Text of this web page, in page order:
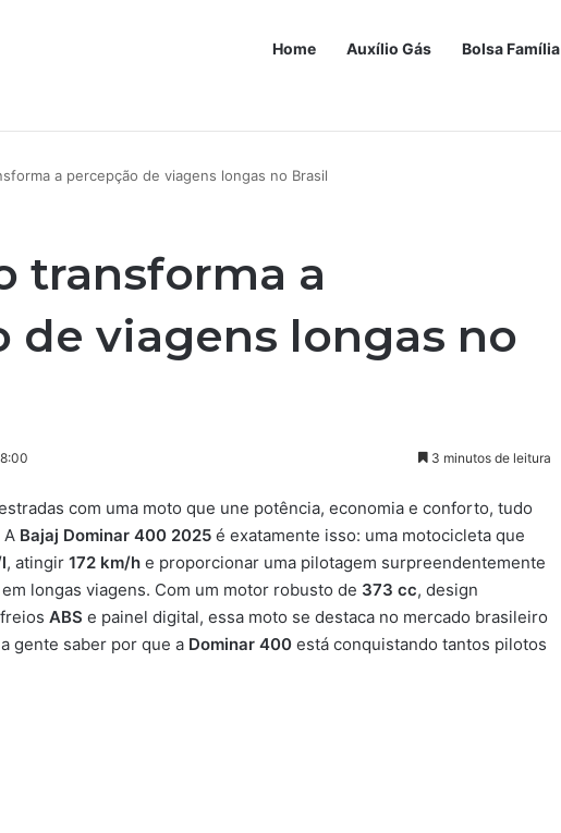
Home Auxílio Gás Bolsa Família
a percepção de viagens longas no Brasil
transforma a
de viagens longas no
3 minutos de leitura
com uma moto que une potência, economia e conforto, tudo
A Bajaj Dominar 400 2025 é exatamente isso: uma motocicleta que
, atingir 172 km/h e proporcionar uma pilotagem surpreendentemente
longas viagens. Com um motor robusto de 373 cc, design
ABS e painel digital, essa moto se destaca no mercado brasileiro
gente saber por que a Dominar 400 está conquistando tantos pilotos